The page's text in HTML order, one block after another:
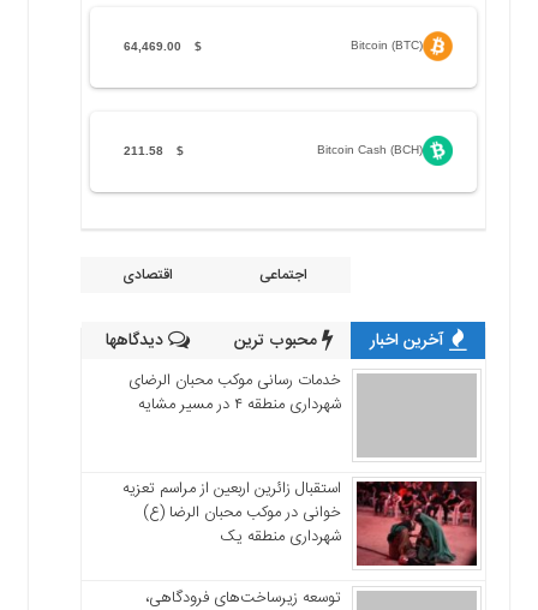
Bitcoin (BTC)
$
64,469.00
Bitcoin Cash (BCH)
$
211.58
اجتماعی اقتصادی
آخرین اخبار محبوب ترین دیدگاهها
خدمات رسانی موکب محبان الرضای
شهرداری منطقه ۴ در مسیر مشایه
استقبال زائرین اربعین از مراسم تعزیه
خوانی در موکب محبان الرضا (ع)
شهرداری منطقه یک
توسعه زیرساخت‌های فرودگاهی،